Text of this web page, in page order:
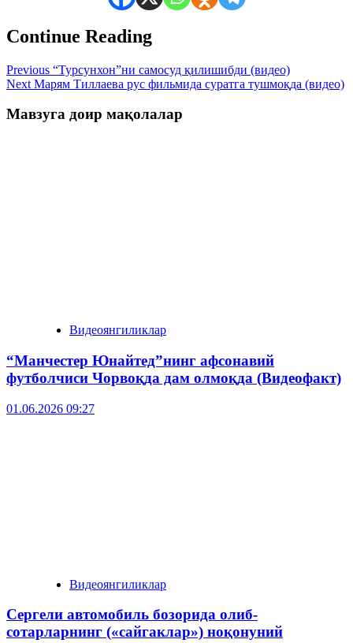
Continue Reading
Previous “Турсунхон”ни самосуд қилишибди (видео)
Next Марям Тиллаева рус фильмида суратга тушмоқда (видео)
Мавзуга доир мақолалар
Видеоянгиликлар
“Манчестер Юнайтед”нинг афсонавий
футболчиси Чорвоқда дам олмоқда (Видеофакт)
01.06.2026 09:27
Видеоянгиликлар
Сергели автомобиль бозорида олиб-
сотарларнинг («сайгаклар») ноқонуний